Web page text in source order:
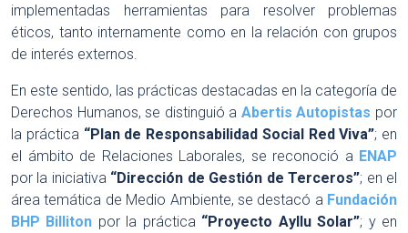
implementadas herramientas para resolver problemas
éticos, tanto internamente como en la relación con grupos
de interés externos.
En este sentido, las prácticas destacadas en la categoría de
Derechos Humanos, se distinguió a Abertis Autopistas por
la práctica “Plan de Responsabilidad Social Red Viva”; en
el ámbito de Relaciones Laborales, se reconoció a ENAP
por la iniciativa “Dirección de Gestión de Terceros”; en el
área temática de Medio Ambiente, se destacó a Fundación
BHP Billiton por la práctica “Proyecto Ayllu Solar”; y en